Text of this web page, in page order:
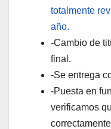
totalmente
año.
-Cambio de
final.
-Se entrega
-Puesta en
verificamos